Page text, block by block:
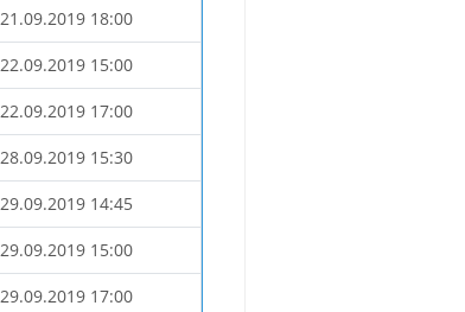
21.09.2019 18:00
22.09.2019 15:00
22.09.2019 17:00
28.09.2019 15:30
29.09.2019 14:45
29.09.2019 15:00
29.09.2019 17:00